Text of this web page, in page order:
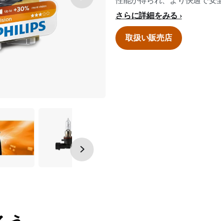
さらに詳細をみる
取扱い販売店